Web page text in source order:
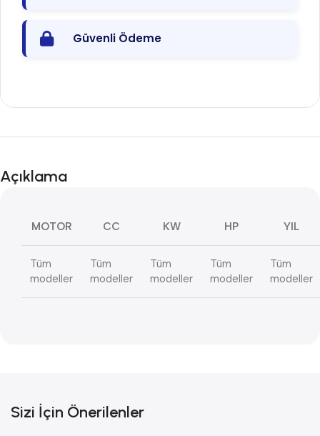
Güvenli Ödeme
Açıklama
MOTOR CC KW HP YIL
Tüm
modeller
Tüm
modeller
Tüm
modeller
Tüm
modeller
Tüm
modeller
Sizi İçin Önerilenler